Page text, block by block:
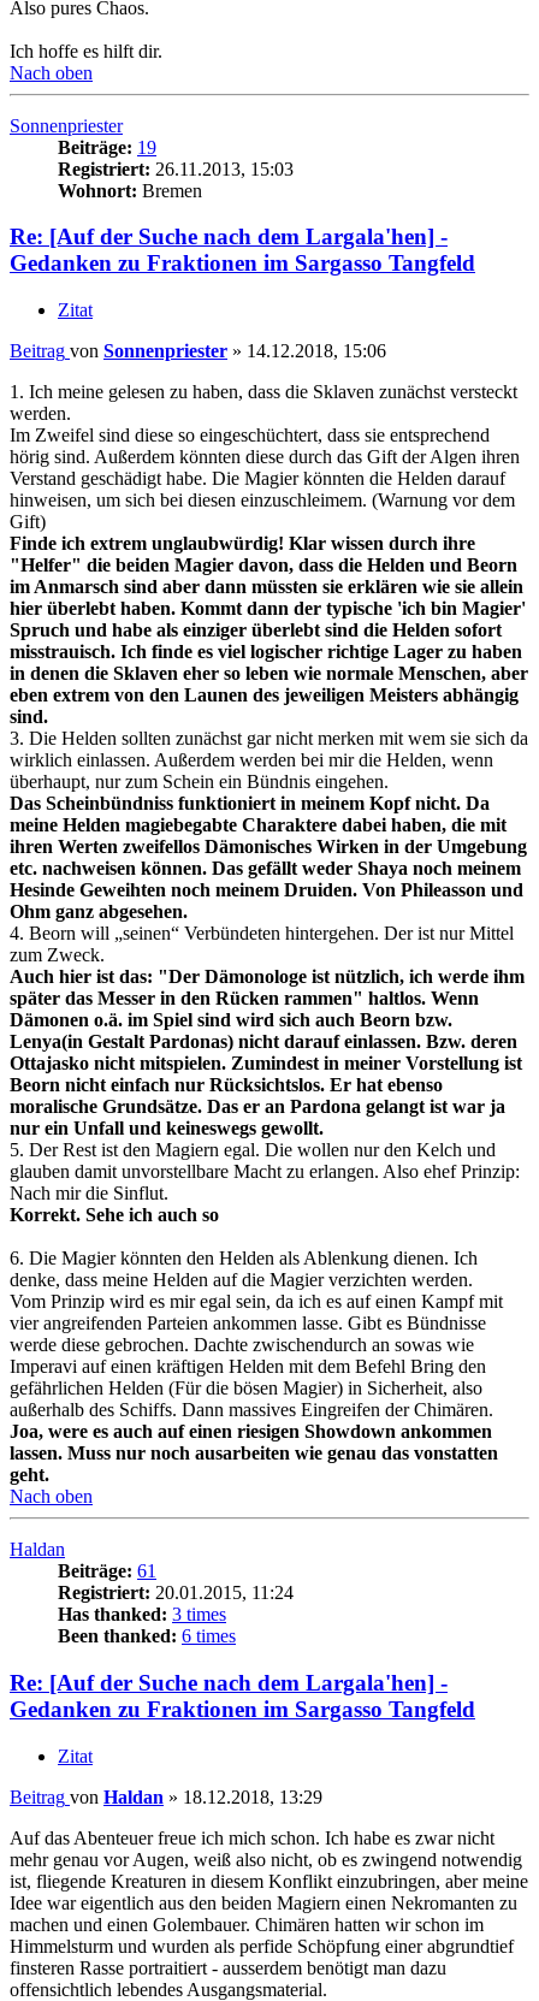
Also pures Chaos.
Ich hoffe es hilft dir.
Nach oben
Sonnenpriester
Beiträge: 19
Registriert: 26.11.2013, 15:03
Wohnort: Bremen
Re: [Auf der Suche nach dem Largala'hen] -
Gedanken zu Fraktionen im Sargasso Tangfeld
Zitat
Beitrag von Sonnenpriester » 14.12.2018, 15:06
1. Ich meine gelesen zu haben, dass die Sklaven zunächst versteckt
werden.
Im Zweifel sind diese so eingeschüchtert, dass sie entsprechend
hörig sind. Außerdem könnten diese durch das Gift der Algen ihren
Verstand geschädigt habe. Die Magier könnten die Helden darauf
hinweisen, um sich bei diesen einzuschleimem. (Warnung vor dem
Gift)
Finde ich extrem unglaubwürdig! Klar wissen durch ihre
"Helfer" die beiden Magier davon, dass die Helden und Beorn
im Anmarsch sind aber dann müssten sie erklären wie sie allein
hier überlebt haben. Kommt dann der typische 'ich bin Magier'
Spruch und habe als einziger überlebt sind die Helden sofort
misstrauisch. Ich finde es viel logischer richtige Lager zu haben
in denen die Sklaven eher so leben wie normale Menschen, aber
eben extrem von den Launen des jeweiligen Meisters abhängig
sind.
3. Die Helden sollten zunächst gar nicht merken mit wem sie sich da
wirklich einlassen. Außerdem werden bei mir die Helden, wenn
überhaupt, nur zum Schein ein Bündnis eingehen.
Das Scheinbündniss funktioniert in meinem Kopf nicht. Da
meine Helden magiebegabte Charaktere dabei haben, die mit
ihren Werten zweifellos Dämonisches Wirken in der Umgebung
etc. nachweisen können. Das gefällt weder Shaya noch meinem
Hesinde Geweihten noch meinem Druiden. Von Phileasson und
Ohm ganz abgesehen.
4. Beorn will „seinen“ Verbündeten hintergehen. Der ist nur Mittel
zum Zweck.
Auch hier ist das: "Der Dämonologe ist nützlich, ich werde ihm
später das Messer in den Rücken rammen" haltlos. Wenn
Dämonen o.ä. im Spiel sind wird sich auch Beorn bzw.
Lenya(in Gestalt Pardonas) nicht darauf einlassen. Bzw. deren
Ottajasko nicht mitspielen. Zumindest in meiner Vorstellung ist
Beorn nicht einfach nur Rücksichtslos. Er hat ebenso
moralische Grundsätze. Das er an Pardona gelangt ist war ja
nur ein Unfall und keineswegs gewollt.
5. Der Rest ist den Magiern egal. Die wollen nur den Kelch und
glauben damit unvorstellbare Macht zu erlangen. Also ehef Prinzip:
Nach mir die Sinflut.
Korrekt. Sehe ich auch so
6. Die Magier könnten den Helden als Ablenkung dienen. Ich
denke, dass meine Helden auf die Magier verzichten werden.
Vom Prinzip wird es mir egal sein, da ich es auf einen Kampf mit
vier angreifenden Parteien ankommen lasse. Gibt es Bündnisse
werde diese gebrochen. Dachte zwischendurch an sowas wie
Imperavi auf einen kräftigen Helden mit dem Befehl Bring den
gefährlichen Helden (Für die bösen Magier) in Sicherheit, also
außerhalb des Schiffs. Dann massives Eingreifen der Chimären.
Joa, were es auch auf einen riesigen Showdown ankommen
lassen. Muss nur noch ausarbeiten wie genau das vonstatten
geht.
Nach oben
Haldan
Beiträge: 61
Registriert: 20.01.2015, 11:24
Has thanked: 3 times
Been thanked: 6 times
Re: [Auf der Suche nach dem Largala'hen] -
Gedanken zu Fraktionen im Sargasso Tangfeld
Zitat
Beitrag von Haldan » 18.12.2018, 13:29
Auf das Abenteuer freue ich mich schon. Ich habe es zwar nicht
mehr genau vor Augen, weiß also nicht, ob es zwingend notwendig
ist, fliegende Kreaturen in diesem Konflikt einzubringen, aber meine
Idee war eigentlich aus den beiden Magiern einen Nekromanten zu
machen und einen Golembauer. Chimären hatten wir schon im
Himmelsturm und wurden als perfide Schöpfung einer abgrundtief
finsteren Rasse portraitiert - ausserdem benötigt man dazu
offensichtlich lebendes Ausgangsmaterial.